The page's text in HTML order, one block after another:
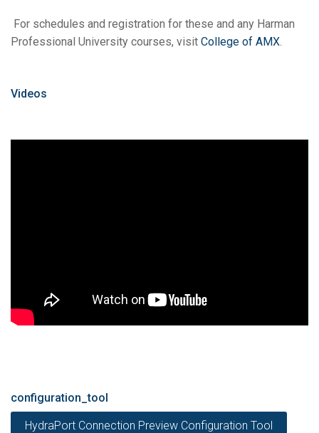
For schedules and registration for these and any Harman
Professional University courses, visit College of AMX.
Videos
configuration_tool
HydraPort Connection Preview Configuration Tool